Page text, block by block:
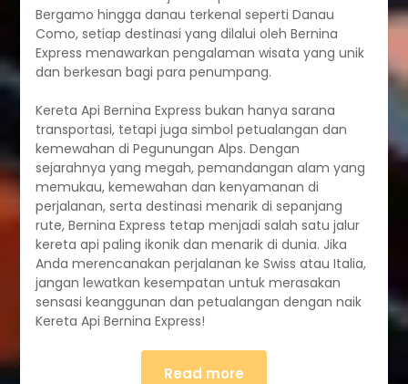
Bergamo hingga danau terkenal seperti Danau
Como, setiap destinasi yang dilalui oleh Bernina
Express menawarkan pengalaman wisata yang unik
dan berkesan bagi para penumpang.
Kereta Api Bernina Express bukan hanya sarana
transportasi, tetapi juga simbol petualangan dan
kemewahan di Pegunungan Alps. Dengan
sejarahnya yang megah, pemandangan alam yang
memukau, kemewahan dan kenyamanan di
perjalanan, serta destinasi menarik di sepanjang
rute, Bernina Express tetap menjadi salah satu jalur
kereta api paling ikonik dan menarik di dunia. Jika
Anda merencanakan perjalanan ke Swiss atau Italia,
jangan lewatkan kesempatan untuk merasakan
sensasi keanggunan dan petualangan dengan naik
Kereta Api Bernina Express!
Read more